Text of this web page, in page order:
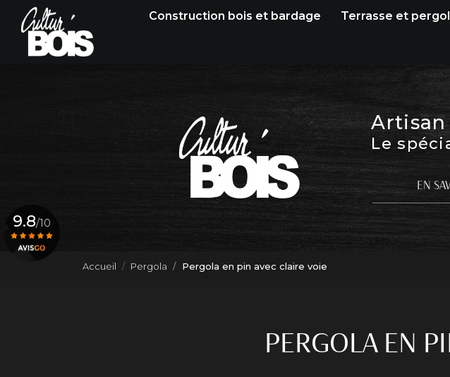
contenu
principal
Construction bois et bardage Terrasse et
Artisan
Le
EN
9.8/10
Accueil Pergola Pergola en pin avec claire voie
PERGOLA EN